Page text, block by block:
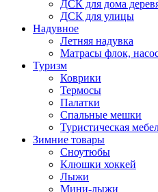
ДСК для дома
ДСК для улицы
Надувное
Летняя надувка
Матрасы флок,
Туризм
Коврики
Термосы
Палатки
Спальные мешки
Туристическая
Зимние товары
Сноутюбы
Клюшки хоккей
Лыжи
Мини-лыжи